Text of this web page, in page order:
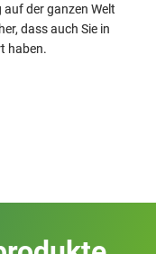
der ganzen Welt
dass auch Sie in
haben.